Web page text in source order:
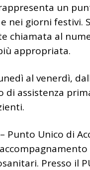
un
giorni festivi.
chiamata al
appropriata.
al venerdì,
di assistenza
Punto Unico di
Presso il